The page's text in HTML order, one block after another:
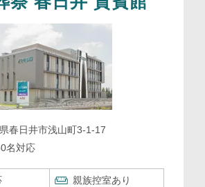
春日井市浅山町3-1-17
名対応
親族控室あり